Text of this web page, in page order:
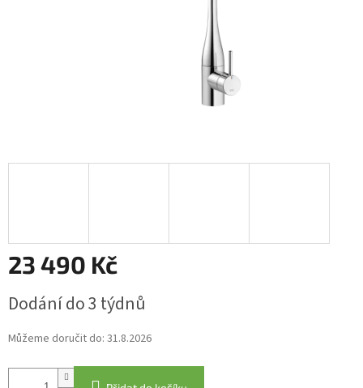
23 490 Kč
cena:
Dodání do 3 týdnů
Můžeme doručit do: 31.8.2026